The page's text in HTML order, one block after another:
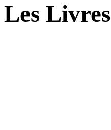
Les Livres